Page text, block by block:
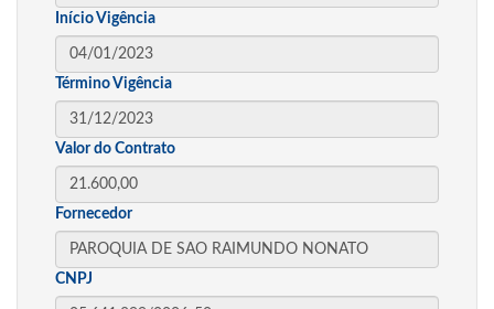
Início Vigência
Término Vigência
Valor do Contrato
Fornecedor
CNPJ